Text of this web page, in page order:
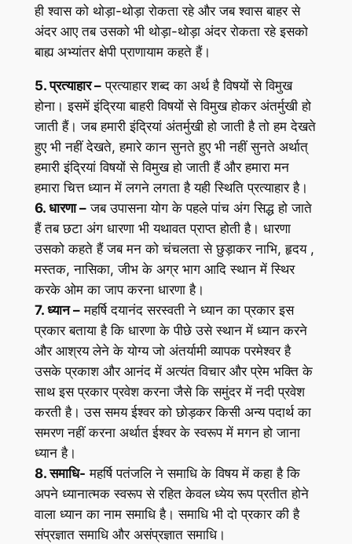
ही श्वास को थोड़ा-थोड़ा रोकता रहे और जब श्वास बाहर से
अंदर आए तब उसको भी थोड़ा-थोड़ा अंदर रोकता रहे इसको
बाह्य अभ्यांतर क्षेपी प्राणायाम कहते हैं।
5. प्रत्याहार –प्रत्याहार शब्द का अर्थ है विषयों से विमुख
होना। इसमें इंद्रिया बाहरी विषयों से विमुख होकर अंतर्मुखी हो
जाती हैं। जब हमारी इंद्रियां अंतर्मुखी हो जाती है तो हम देखते
हुए भी नहीं देखते, हमारे कान सुनते हुए भी नहीं सुनते अर्थात्
हमारी इंद्रियां विषयों से विमुख हो जाती हैं और हमारा मन
हमारा चित्त ध्यान में लगने लगता है यही स्थिति प्रत्याहार है।
6. धारणा –जब उपासना योग के पहले पांच अंग सिद्ध हो जाते
हैं तब छटा अंग धारणा भी यथावत प्राप्त होती है। धारणा
उसको कहते हैं जब मन को चंचलता से छुड़ाकर नाभि, हृदय ,
मस्तक, नासिका, जीभ के अग्र भाग आदि स्थान में स्थिर
करके ओम का जाप करना धारणा है।
7. ध्यान –महर्षि दयानंद सरस्वती ने ध्यान का प्रकार इस
प्रकार बताया है कि धारणा के पीछे उसे स्थान में ध्यान करने
और आश्रय लेने के योग्य जो अंतर्यामी व्यापक परमेश्वर है
उसके प्रकाश और आनंद में अत्यंत विचार और प्रेम भक्ति के
साथ इस प्रकार प्रवेश करना जैसे कि समुंदर में नदी प्रवेश
करती है। उस समय ईश्वर को छोड़कर किसी अन्य पदार्थ का
समरण नहीं करना अर्थात ईश्वर के स्वरूप में मगन हो जाना
ध्यान है।
8. समाधि- महर्षि पतंजलि ने समाधि के विषय में कहा है कि
अपने ध्यानात्मक स्वरूप से रहित केवल ध्येय रूप प्रतीत होने
वाला ध्यान का नाम समाधि है। समाधि भी दो प्रकार की है
संप्रज्ञात समाधि और असंप्रज्ञात समाधि।